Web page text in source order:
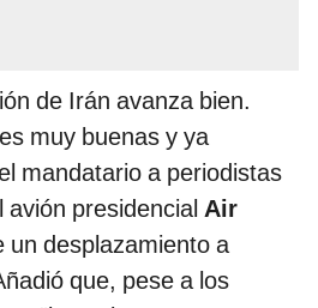
de Irán avanza bien.
muy buenas y ya
mandatario a periodistas
avión presidencial Air
un desplazamiento a
que, pese a los